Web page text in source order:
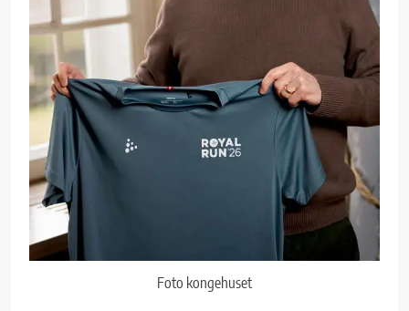
Foto kongehuset